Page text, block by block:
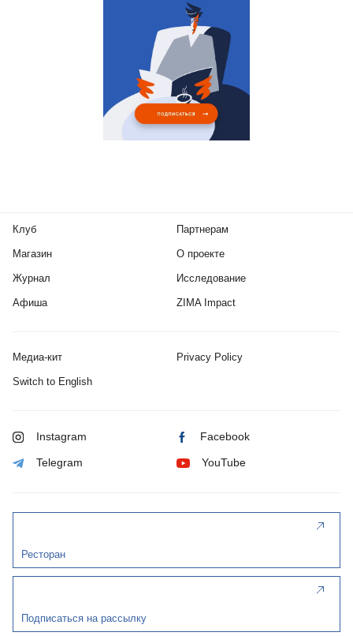
Клуб
Магазин
Журнал
Афиша
Партнерам
О проекте
Исследование
ZIMA Impact
Медиа-кит Privacy Policy
Switch to English
Instagram Facebook
Telegram YouTube
Ресторан
Подписаться на рассылку